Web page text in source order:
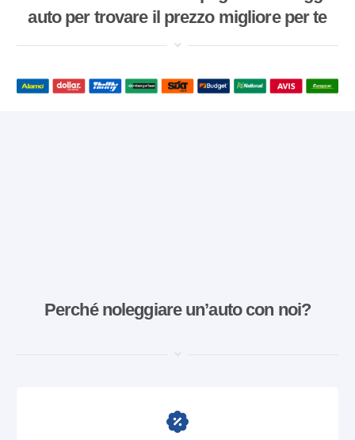
auto per trovare il prezzo migliore per te
Perché noleggiare un’auto con noi?